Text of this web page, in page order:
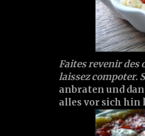
Faites revenir des
laissez compoter.
anbraten und
alles vor sich hin